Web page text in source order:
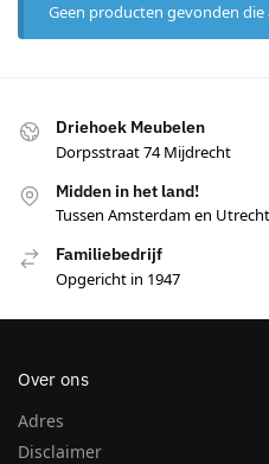
Geen producten gevonden die
Driehoek Meubelen
Dorpsstraat 74 Mijdrecht
Midden in het land!
Tussen Amsterdam en
Familiebedrijf
Opgericht in 1947
Over ons
Adres
Disclaimer